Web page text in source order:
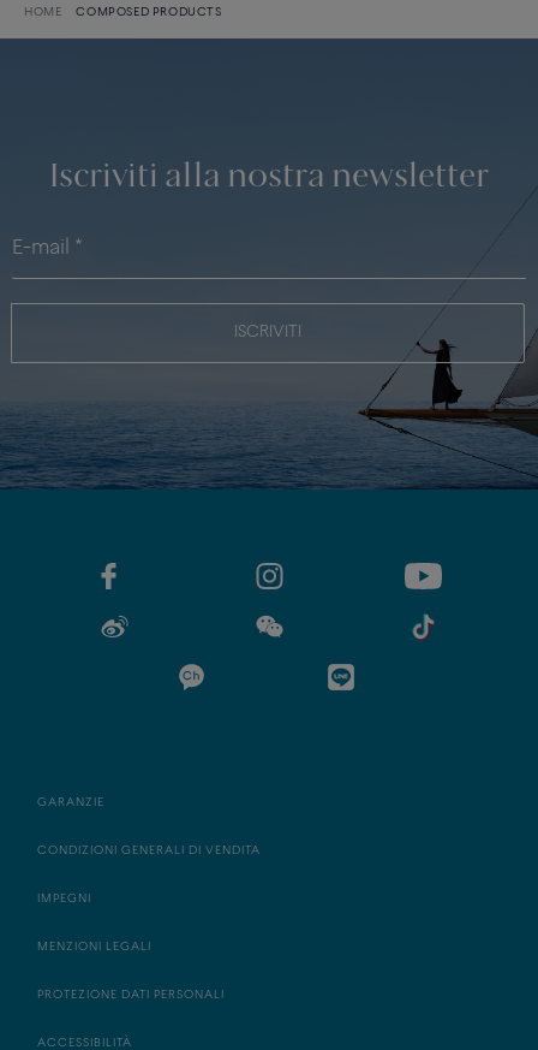
HOME COMPOSED PRODUCTS
Iscriviti alla nostra newsletter
ISCRIVITI
GARANZIE
CONDIZIONI GENERALI DI VENDITA
IMPEGNI
MENZIONI LEGALI
PROTEZIONE DATI PERSONALI
ACCESSIBILITÀ